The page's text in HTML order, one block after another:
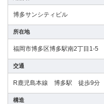
補助金情報
物件一覧
博多サンシティビル
所在地
福岡市博多区博多駅南2丁目1-5
交通
R鹿児島本線 博多駅 徒歩9分
構造